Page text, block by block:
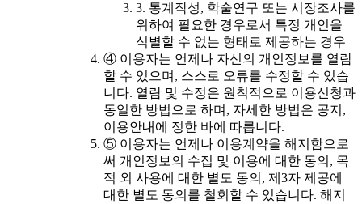
3. 통계작성, 학술연구 또는 시장조사를
위하여 필요한 경우로서 특정 개인을
식별할 수 없는 형태로 제공하는 경우
④ 이용자는 언제나 자신의 개인정보를 열람
할 수 있으며, 스스로 오류를 수정할 수 있습
니다. 열람 및 수정은 원칙적으로 이용신청과
동일한 방법으로 하며, 자세한 방법은 공지,
이용안내에 정한 바에 따릅니다.
⑤ 이용자는 언제나 이용계약을 해지함으로
써 개인정보의 수집 및 이용에 대한 동의, 목
적 외 사용에 대한 별도 동의, 제3자 제공에
대한 별도 동의를 철회할 수 있습니다. 해지